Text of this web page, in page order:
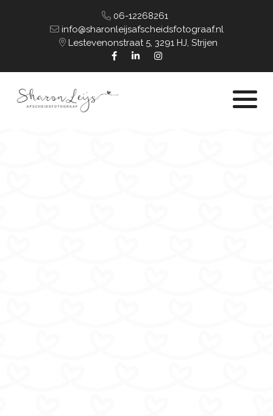
06-12268261
info@sharonleijsafscheidsfotograaf.nl
Lestevenonstraat 5, 3291 HJ, Strijen